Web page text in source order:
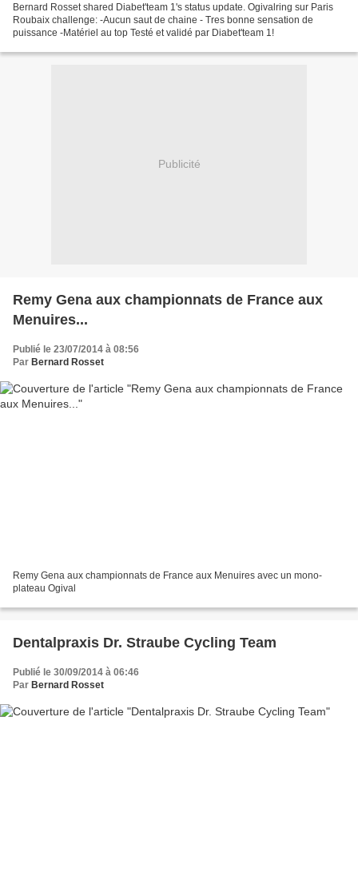
Bernard Rosset shared Diabet'team 1's status update. Ogivalring sur Paris
Roubaix challenge: -Aucun saut de chaine - Tres bonne sensation de
puissance -Matériel au top Testé et validé par Diabet'team 1!
Publicité
Remy Gena aux championnats de France aux
Menuires...
Publié le 23/07/2014 à 08:56
Par Bernard Rosset
Remy Gena aux championnats de France aux Menuires avec un mono-
plateau Ogival
Dentalpraxis Dr. Straube Cycling Team
Publié le 30/09/2014 à 06:46
Par Bernard Rosset